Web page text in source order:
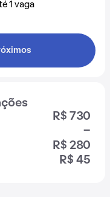
1 vaga
R$ 730
-
R$ 280
R$ 45